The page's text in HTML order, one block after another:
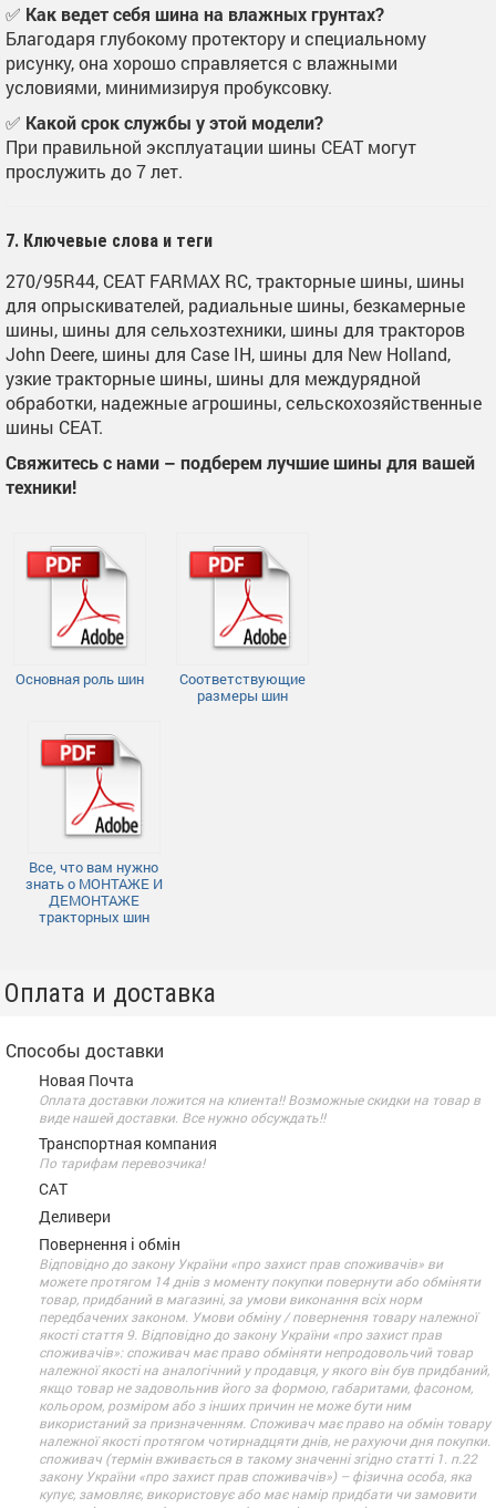
✅ Как ведет себя шина на влажных грунтах?
Благодаря глубокому протектору и специальному
рисунку, она хорошо справляется с влажными
условиями, минимизируя пробуксовку.
✅ Какой срок службы у этой модели?
При правильной эксплуатации шины CEAT могут
прослужить до 7 лет.
7. Ключевые слова и теги
270/95R44, CEAT FARMAX RC, тракторные шины, шины
для опрыскивателей, радиальные шины, безкамерные
шины, шины для сельхозтехники, шины для тракторов
John Deere, шины для Case IH, шины для New Holland,
узкие тракторные шины, шины для междурядной
обработки, надежные агрошины, сельскохозяйственные
шины CEAT.
Свяжитесь с нами – подберем лучшие шины для вашей
техники!
Основная роль шин
Соответствующие
размеры шин
Все, что вам нужно
знать о МОНТАЖЕ И
ДЕМОНТАЖЕ
тракторных шин
Оплата и доставка
Способы доставки
Новая Почта
Оплата доставки ложится на клиента!! Возможные скидки на товар в
виде нашей доставки. Все нужно обсуждать!!
Транспортная компания
По тарифам перевозчика!
САТ
Деливери
Повернення і обмін
Відповідно до закону України «про захист прав споживачів» ви
можете протягом 14 днів з моменту покупки повернути або обміняти
товар, придбаний в магазині, за умови виконання всіх норм
передбачених законом. Умови обміну / повернення товару належної
якості стаття 9. Відповідно до закону України «про захист прав
споживачів»: споживач має право обміняти непродовольчий товар
належної якості на аналогічний у продавця, у якого він був придбаний,
якщо товар не задовольнив його за формою, габаритами, фасоном,
кольором, розміром або з інших причин не може бути ним
використаний за призначенням. Споживач має право на обмін товару
належної якості протягом чотирнадцяти днів, не рахуючи дня покупки.
споживач (термін вживається в такому значенні згідно статті 1. п.22
закону України «про захист прав споживачів») – фізична особа, яка
купує, замовляє, використовує або має намір придбати чи замовити